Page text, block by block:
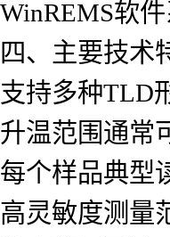
WinREMS软
四、主要技术
支持多种TLD
升温范围通常
每个样品典型
高灵敏度测量